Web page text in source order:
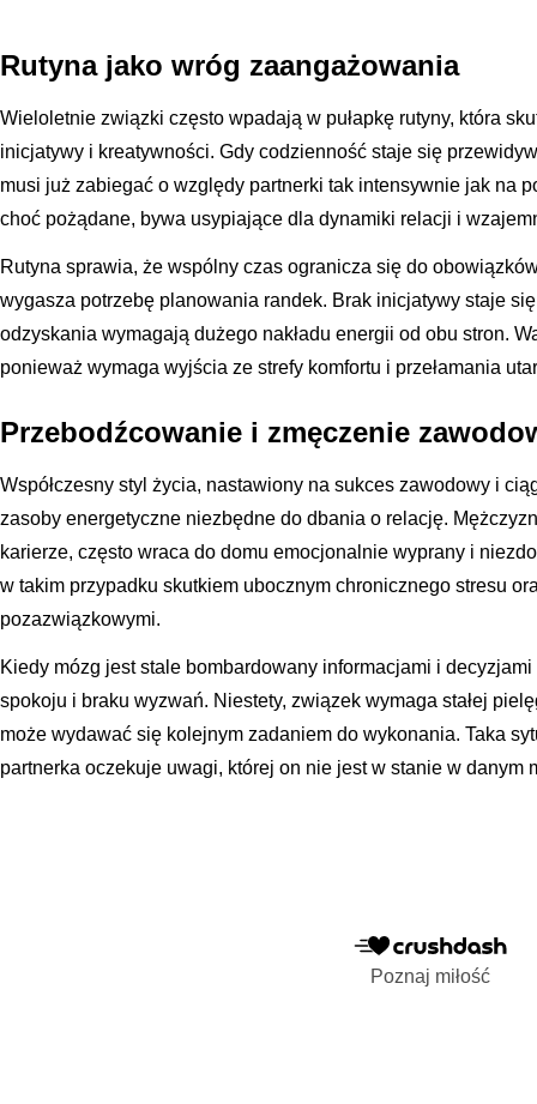
Rutyna jako wróg zaangażowania
Wieloletnie związki często wpadają w pułapkę rutyny, która
inicjatywy i kreatywności. Gdy codzienność staje się
musi już zabiegać o względy partnerki tak intensywnie jak na
choć pożądane, bywa usypiające dla dynamiki relacji i
Rutyna sprawia, że wspólny czas ogranicza się do
wygasza potrzebę planowania randek. Brak inicjatywy staje
odzyskania wymagają dużego nakładu energii od obu stron.
ponieważ wymaga wyjścia ze strefy komfortu i przełamania
Przebodźcowanie i zmęczenie
Współczesny styl życia, nastawiony na sukces zawodowy i
zasoby energetyczne niezbędne do dbania o relację.
karierze, często wraca do domu emocjonalnie wyprany i
w takim przypadku skutkiem ubocznym chronicznego stresu
pozazwiązkowymi.
Kiedy mózg jest stale bombardowany informacjami i
spokoju i braku wyzwań. Niestety, związek wymaga stałej
może wydawać się kolejnym zadaniem do wykonania. Taka
partnerka oczekuje uwagi, której on nie jest w stanie w danym
Poznaj miłość